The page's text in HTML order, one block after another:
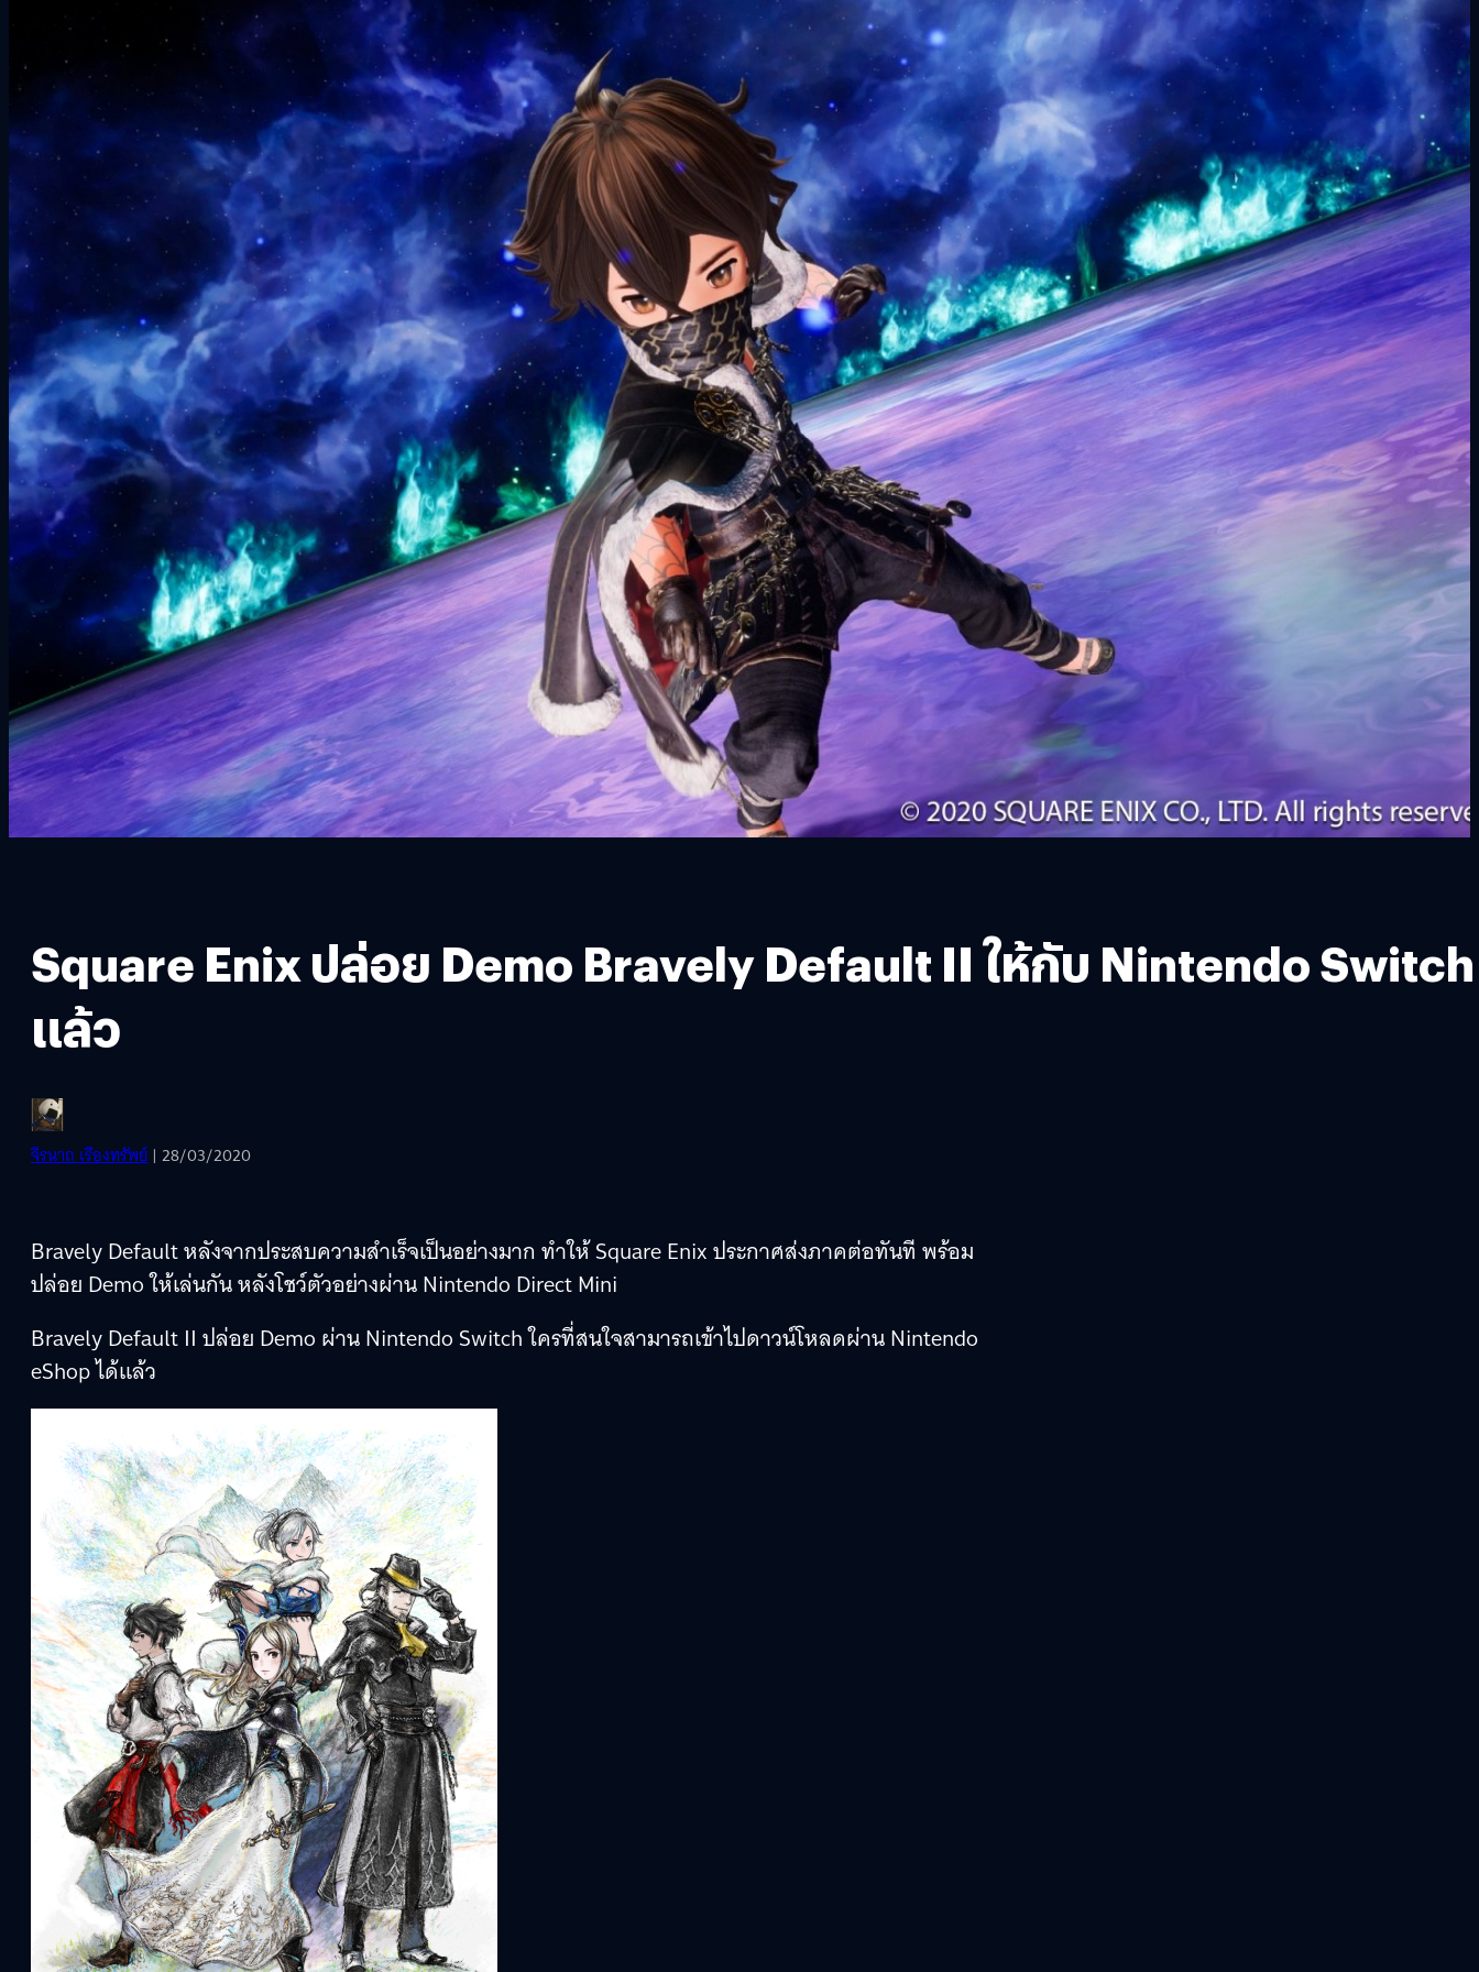
Square Enix ปล่อย Demo Bravely Default II ให้กับ Nintendo Switch
แล้ว
จีรนาถ เรืองทรัพย์ | 28/03/2020
Bravely Default หลังจากประสบความสำเร็จเป็นอย่างมาก ทำให้ Square Enix ประกาศส่งภาคต่อทันที พร้อม
ปล่อย Demo ให้เล่นกัน หลังโชว์ตัวอย่างผ่าน Nintendo Direct Mini
Bravely Default II ปล่อย Demo ผ่าน Nintendo Switch ใครที่สนใจสามารถเข้าไปดาวน์โหลดผ่าน Nintendo
eShop ได้แล้ว